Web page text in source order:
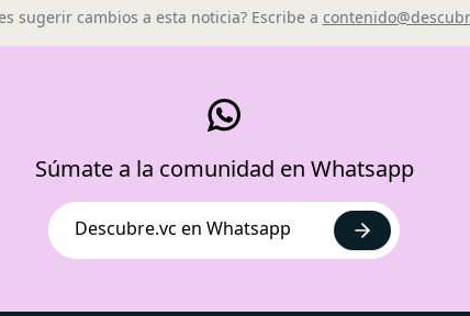
sugerir cambios a esta noticia? Escribe a
Súmate a la comunidad en Whatsapp
Descubre.vc en Whatsapp